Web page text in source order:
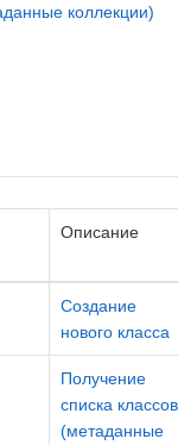
коллекции)
Описание
Создание
нового класса
Получение
списка классов
(метаданные